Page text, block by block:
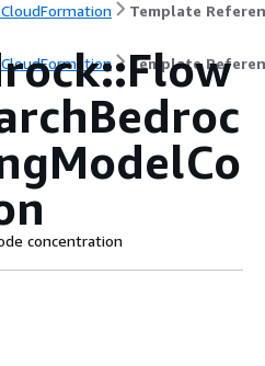
CloudFormation Template
CloudFormation Template
concentration